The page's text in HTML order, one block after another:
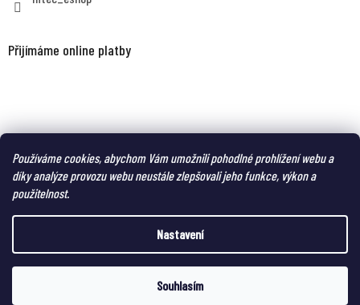
Používáme cookies, abychom Vám umožnili pohodlné prohlížení webu a
díky analýze provozu webu neustále zlepšovali jeho funkce, výkon a
použitelnost.
Nastavení
Souhlasím
Přijímáme online platby
MAGNUM eshop - taktická obuv a oblečení pro náročné
Vytvořil Shoptet
HITEC-eshop. Všechna práva vyhrazena.